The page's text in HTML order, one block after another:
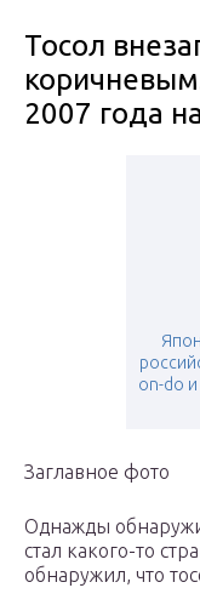
Тосол
2007 года
on-do
Заглавное фото
Однажды
стал какого-то
обнаружил, что